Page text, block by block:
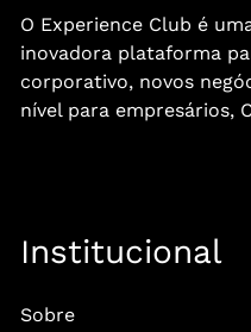
O Experience Club é
inovadora plataforma
corporativo, novos
nível para empresários,
Institucional
Sobre